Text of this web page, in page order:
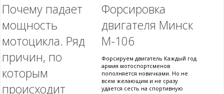
Почему падает
мощность
мотоцикла. Ряд
причин, по
которым
происходит
Форсировка
двигателя Минск
М-106
Форсируем двигатель Каждый год
армия мотоспортсменов
пополняется новичками. Но не
всем желающим и не сразу
удается сесть на спортивную